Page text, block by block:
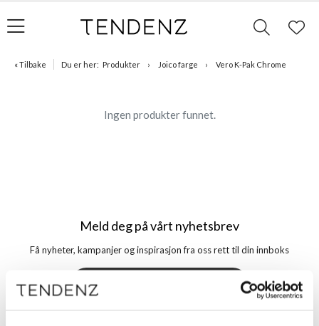
« Tilbake Du er her: Produkter Joico farge Vero K-Pak Chrome
Ingen produkter funnet.
Meld deg på vårt nyhetsbrev
Få nyheter, kampanjer og inspirasjon fra oss rett til din innboks